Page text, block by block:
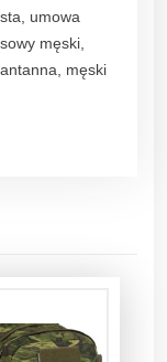
umowa
męski,
męski